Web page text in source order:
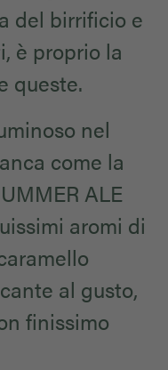
del birrificio e
è proprio la
queste.
nel
come la
ALE
aromi di
al gusto,
finissimo